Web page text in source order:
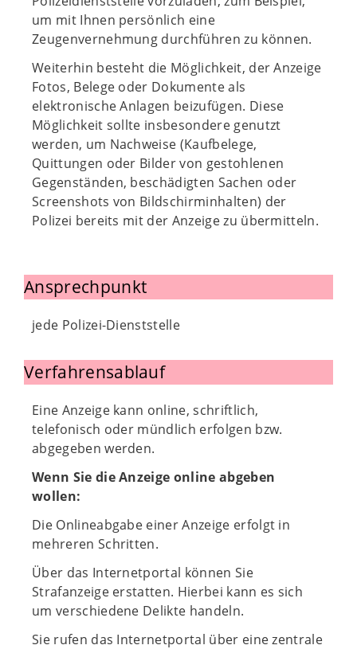
um mit Ihnen persönlich eine
Zeugenvernehmung durchführen zu können.
Weiterhin besteht die Möglichkeit, der Anzeige
Fotos, Belege oder Dokumente als
elektronische Anlagen beizufügen. Diese
Möglichkeit sollte insbesondere genutzt
werden, um Nachweise (Kaufbelege,
Quittungen oder Bilder von gestohlenen
Gegenständen, beschädigten Sachen oder
Screenshots von Bildschirminhalten) der
Polizei bereits mit der Anzeige zu übermitteln.
Ansprechpunkt
jede Polizei-Dienststelle
Verfahrensablauf
Eine Anzeige kann online, schriftlich,
telefonisch oder mündlich erfolgen bzw.
abgegeben werden.
Wenn Sie die Anzeige online abgeben
wollen:
Die Onlineabgabe einer Anzeige erfolgt in
mehreren Schritten.
Über das Internetportal können Sie
Strafanzeige erstatten. Hierbei kann es sich
um verschiedene Delikte handeln.
Sie rufen das Internetportal über eine zentrale